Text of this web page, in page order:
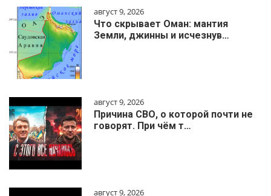
август 9, 2026
Что скрывает Оман: мантия
Земли, джинны и исчезнув…
август 9, 2026
Причина СВО, о которой почти не
говорят. При чём т…
август 9, 2026